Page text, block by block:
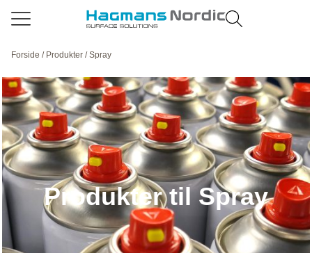
Forside / Produkter / Spray
Produkter til Spray